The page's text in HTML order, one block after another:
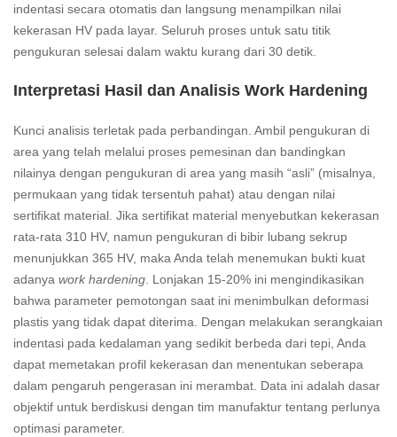
indentasi secara otomatis dan langsung menampilkan nilai
kekerasan HV pada layar. Seluruh proses untuk satu titik
pengukuran selesai dalam waktu kurang dari 30 detik.
Interpretasi Hasil dan Analisis Work Hardening
Kunci analisis terletak pada perbandingan. Ambil pengukuran di
area yang telah melalui proses pemesinan dan bandingkan
nilainya dengan pengukuran di area yang masih “asli” (misalnya,
permukaan yang tidak tersentuh pahat) atau dengan nilai
sertifikat material. Jika sertifikat material menyebutkan kekerasan
rata-rata 310 HV, namun pengukuran di bibir lubang sekrup
menunjukkan 365 HV, maka Anda telah menemukan bukti kuat
adanya work hardening . Lonjakan 15-20% ini mengindikasikan
bahwa parameter pemotongan saat ini menimbulkan deformasi
plastis yang tidak dapat diterima. Dengan melakukan serangkaian
indentasi pada kedalaman yang sedikit berbeda dari tepi, Anda
dapat memetakan profil kekerasan dan menentukan seberapa
dalam pengaruh pengerasan ini merambat. Data ini adalah dasar
objektif untuk berdiskusi dengan tim manufaktur tentang perlunya
optimasi parameter.